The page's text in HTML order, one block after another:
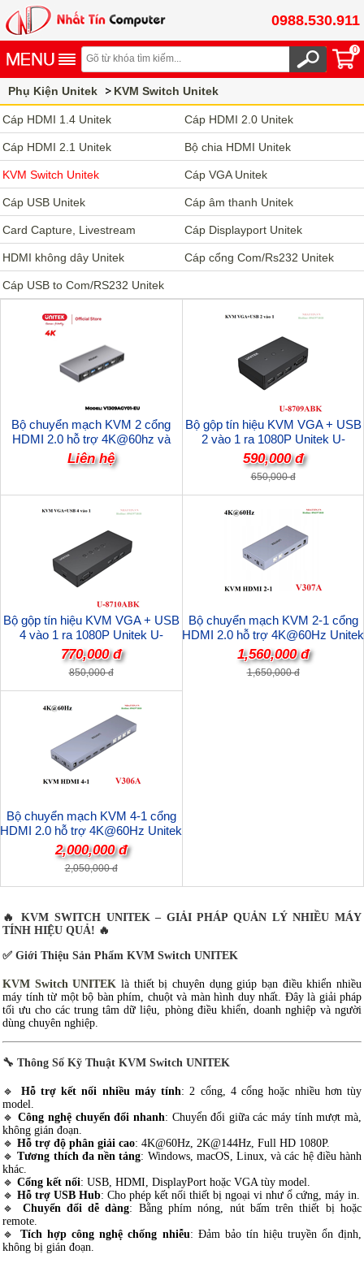
0988.530.911
0
Phụ Kiện Unitek KVM Switch Unitek
Cáp HDMI 1.4 Unitek Cáp HDMI 2.0 Unitek
Cáp HDMI 2.1 Unitek Bộ chia HDMI Unitek
KVM Switch Unitek Cáp VGA Unitek
Cáp USB Unitek Cáp âm thanh Unitek
Card Capture, Livestream Cáp Displayport Unitek
HDMI không dây Unitek Cáp cổng Com/Rs232 Unitek
Cáp USB to Com/RS232 Unitek
Bộ chuyển mạch KVM 2 cổng
HDMI 2.0 hỗ trợ 4K@60hz và
USB 3.0 tốc độ 5Gbps Unitek
V1309AGY01-EU cao cấp
Liên hệ
Bộ gộp tín hiệu KVM VGA + USB
2 vào 1 ra 1080P Unitek U-
8709ABK cao cấp
590,000 đ
650,000 đ
Bộ gộp tín hiệu KVM VGA + USB
4 vào 1 ra 1080P Unitek U-
8710ABK cao cấp
770,000 đ
850,000 đ
Bộ chuyển mạch KVM 2-1 cổng
HDMI 2.0 hỗ trợ 4K@60Hz Unitek
V307A cao cấp
1,560,000 đ
1,650,000 đ
Bộ chuyển mạch KVM 4-1 cổng
HDMI 2.0 hỗ trợ 4K@60Hz Unitek
V306A cao cấp
2,000,000 đ
2,050,000 đ
🔥 KVM SWITCH UNITEK – GIẢI PHÁP QUẢN LÝ NHIỀU MÁY
TÍNH HIỆU QUẢ! 🔥
✅ Giới Thiệu Sản Phẩm KVM Switch UNITEK
KVM Switch UNITEK là thiết bị chuyên dụng giúp bạn điều khiển nhiều
máy tính từ một bộ bàn phím, chuột và màn hình duy nhất. Đây là giải pháp
tối ưu cho các trung tâm dữ liệu, phòng điều khiển, doanh nghiệp và người
dùng chuyên nghiệp.
🔧 Thông Số Kỹ Thuật KVM Switch UNITEK
🔹 Hỗ trợ kết nối nhiều máy tính: 2 cổng, 4 cổng hoặc nhiều hơn tùy
model.
🔹Công nghệ chuyển đổi nhanh: Chuyển đổi giữa các máy tính mượt mà,
không gián đoạn.
🔹 Hỗ trợ độ phân giải cao: 4K@60Hz, 2K@144Hz, Full HD 1080P.
🔹Tương thích đa nền tảng: Windows, macOS, Linux, và các hệ điều hành
khác.
🔹 Cổng kết nối: USB, HDMI, DisplayPort hoặc VGA tùy model.
🔹 Hỗ trợ USB Hub: Cho phép kết nối thiết bị ngoại vi như ổ cứng, máy in.
🔹 Chuyển đổi dễ dàng: Bằng phím nóng, nút bấm trên thiết bị hoặc
remote.
🔹Tích hợp công nghệ chống nhiễu: Đảm bảo tín hiệu truyền ổn định,
không bị gián đoạn.